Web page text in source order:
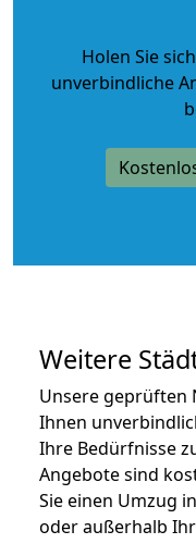
Holen Sie
unverbindliche
Weitere
Unsere geprüften
Ihnen
Ihre Bedürfnisse
Angebote sind
Sie einen Umzug
oder außerhalb